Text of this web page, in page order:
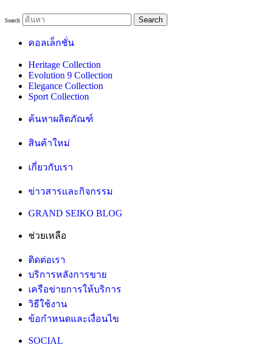
Search Search
คอลเล็กชั่น
Heritage Collection
Evolution 9 Collection
Elegance Collection
Sport Collection
ค้นหาผลิตภัณฑ์
สินค้าใหม่
เกี่ยวกับเรา
ข่าวสารและกิจกรรม
GRAND SEIKO BLOG
ช่วยเหลือ
ติดต่อเรา
บริการหลังการขาย
เครือข่ายการให้บริการ
วิธีใช้งาน
ข้อกำหนดและเงื่อนไข
SOCIAL